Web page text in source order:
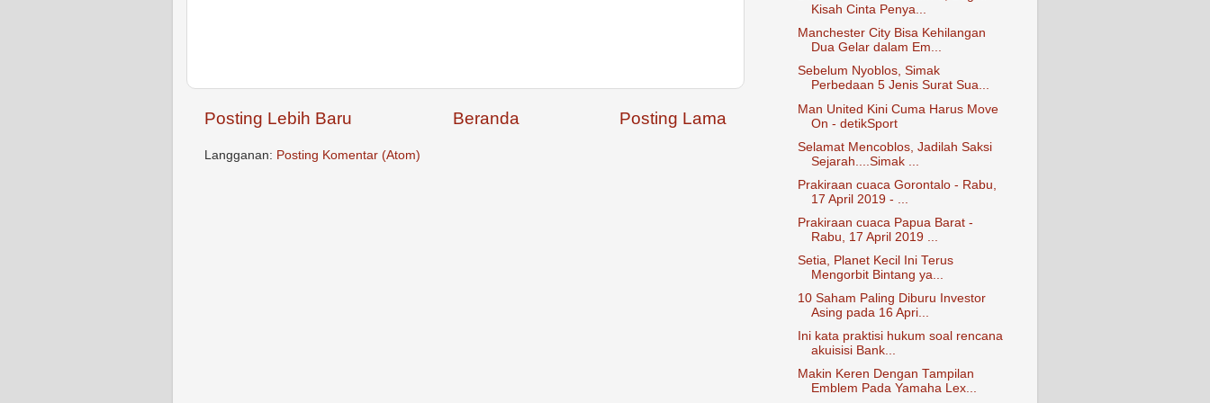
Posting Lebih Baru Posting Lama
Beranda
Langganan: Posting Komentar (Atom)
Kisah Cinta Penya...
Manchester City Bisa Kehilangan
Dua Gelar dalam Em...
Sebelum Nyoblos, Simak
Perbedaan 5 Jenis Surat Sua...
Man United Kini Cuma Harus Move
On - detikSport
Selamat Mencoblos, Jadilah Saksi
Sejarah....Simak ...
Prakiraan cuaca Gorontalo - Rabu,
17 April 2019 - ...
Prakiraan cuaca Papua Barat -
Rabu, 17 April 2019 ...
Setia, Planet Kecil Ini Terus
Mengorbit Bintang ya...
10 Saham Paling Diburu Investor
Asing pada 16 Apri...
Ini kata praktisi hukum soal rencana
akuisisi Bank...
Makin Keren Dengan Tampilan
Emblem Pada Yamaha Lex...